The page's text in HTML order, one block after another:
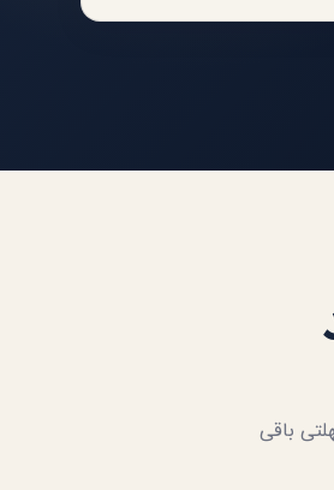
باقی